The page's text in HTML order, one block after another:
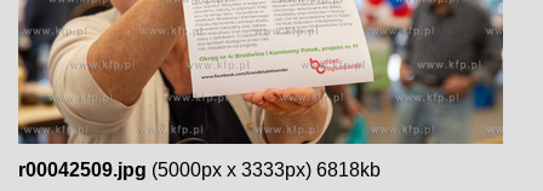
r00042509.jpg (5000px x 3333px) 6818kb